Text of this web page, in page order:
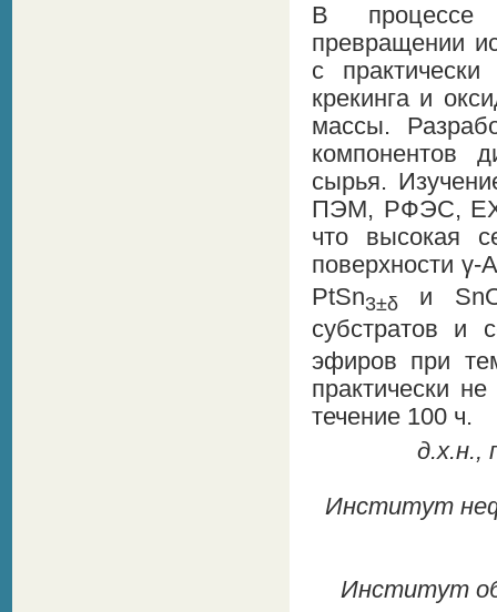
В процессе
превращении
с
крекинга и
массы.
компонентов
сырья.
ПЭМ, РФЭС,
что высокая
поверхности γ-
PtSn3±δ и
субстратов и
эфиров при
практически
течение 100 ч.
д.х.н.,
Институт
Институт